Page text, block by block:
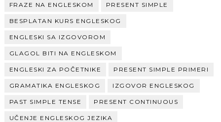
FRAZE NA ENGLESKOM PRESENT SIMPLE
BESPLATAN KURS ENGLESKOG
ENGLESKI SA IZGOVOROM
GLAGOL BITI NA ENGLESKOM
ENGLESKI ZA POČETNIKE PRESENT SIMPLE PRIMERI
GRAMATIKA ENGLESKOG IZGOVOR ENGLESKOG
PAST SIMPLE TENSE PRESENT CONTINUOUS
UČENJE ENGLESKOG JEZIKA